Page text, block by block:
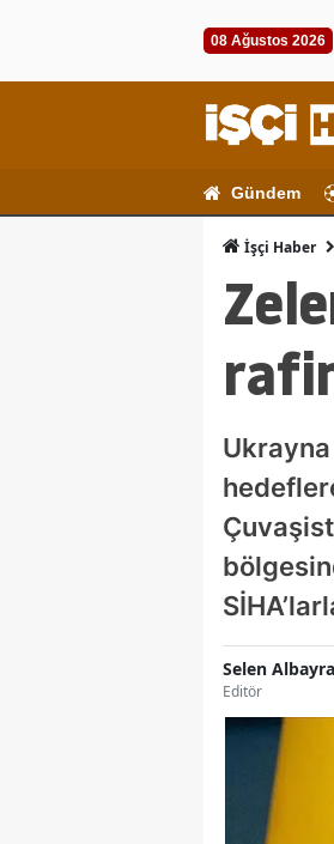
08 Ağustos 2026
Gündem
İşçi Haber
Selen
Editör